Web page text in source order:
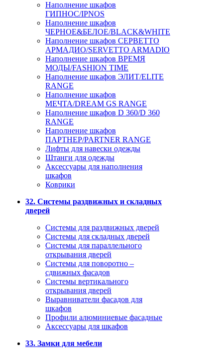
Наполнение шкафов
ГИПНОС/IPNOS
Наполнение шкафов
ЧЕРНОЕ&БЕЛОЕ/BLACK&WHITE
Наполнение шкафов СЕРВЕТТО
АРМАДИО/SERVETTO ARMADIO
Наполнение шкафов ВРЕМЯ
МОДЫ/FASHION TIME
Наполнение шкафов ЭЛИТ/ELITE
RANGE
Наполнение шкафов
МЕЧТА/DREAM GS RANGE
Наполнение шкафов D 360/D 360
RANGE
Наполнение шкафов
ПАРТНЕР/PARTNER RANGE
Лифты для навески одежды
Штанги для одежды
Аксессуары для наполнения
шкафов
Коврики
32. Системы раздвижных и складных
дверей
Системы для раздвижных дверей
Системы для складных дверей
Системы для параллельного
открывания дверей
Системы для поворотно –
сдвижных фасадов
Системы вертикального
открывания дверей
Выравниватели фасадов для
шкафов
Профили алюминиевые фасадные
Аксессуары для шкафов
33. Замки для мебели